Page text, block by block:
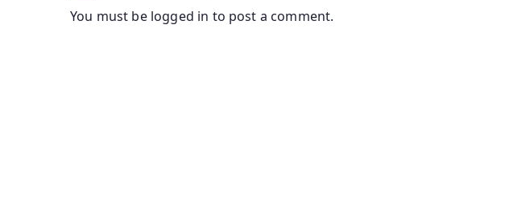
You must be logged in to post a comment.